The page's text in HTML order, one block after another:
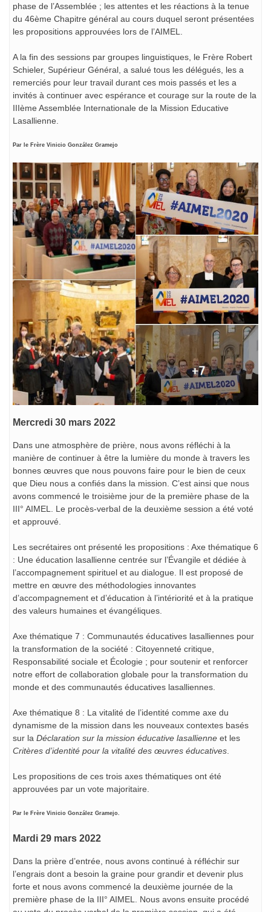
phase de l’Assemblée ; les attentes et les réactions à la tenue
du 46ème Chapitre général au cours duquel seront présentées
les propositions approuvées lors de l’AIMEL.
A la fin des sessions par groupes linguistiques, le Frère Robert
Schieler, Supérieur Général, a salué tous les délégués, les a
remerciés pour leur travail durant ces mois passés et les a
invités à continuer avec espérance et courage sur la route de la
IIIème Assemblée Internationale de la Mission Educative
Lasallienne.
Par le Frère Vinicio González Gramejo
Mercredi 30 mars 2022
Dans une atmosphère de prière, nous avons réfléchi à la
manière de continuer à être la lumière du monde à travers les
bonnes œuvres que nous pouvons faire pour le bien de ceux
que Dieu nous a confiés dans la mission. C’est ainsi que nous
avons commencé le troisième jour de la première phase de la
III° AIMEL. Le procès-verbal de la deuxième session a été voté
et approuvé.
Les secrétaires ont présenté les propositions : Axe thématique 6
: Une éducation lasallienne centrée sur l’Évangile et dédiée à
l’accompagnement spirituel et au dialogue. Il est proposé de
mettre en œuvre des méthodologies innovantes
d’accompagnement et d’éducation à l’intériorité et à la pratique
des valeurs humaines et évangéliques.
Axe thématique 7 : Communautés éducatives lasalliennes pour
la transformation de la société : Citoyenneté critique,
Responsabilité sociale et Écologie ; pour soutenir et renforcer
notre effort de collaboration globale pour la transformation du
monde et des communautés éducatives lasalliennes.
Axe thématique 8 : La vitalité de l’identité comme axe du
dynamisme de la mission dans les nouveaux contextes basés
sur la Déclaration sur la mission éducative lasallienne et les
Critères d’identité pour la vitalité des œuvres éducatives.
Les propositions de ces trois axes thématiques ont été
approuvées par un vote majoritaire.
Par le Frère Vinicio González Gramejo.
Mardi 29 mars 2022
Dans la prière d’entrée, nous avons continué à réfléchir sur
l’engrais dont a besoin la graine pour grandir et devenir plus
forte et nous avons commencé la deuxième journée de la
première phase de la III° AIMEL. Nous avons ensuite procédé